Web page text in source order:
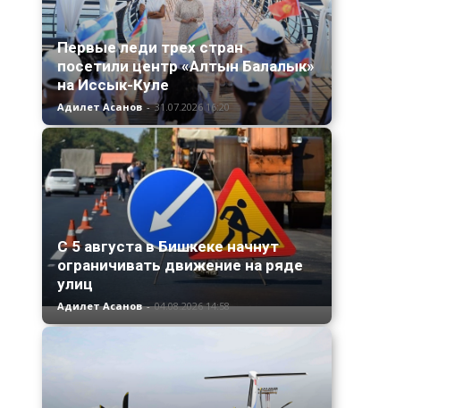
Первые леди трех стран
посетили центр «Алтын Балалык»
на Иссык-Куле
Адилет Асанов - 31.07.2026 16:20
С 5 августа в Бишкеке начнут
ограничивать движение на ряде
улиц
Адилет Асанов - 04.08.2026 14:58